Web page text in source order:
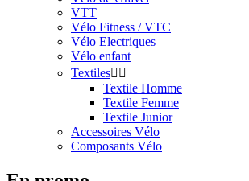
VTT
Vélo Fitness / VTC
Vélo Electriques
Vélo enfant
Textiles 
Textile Homme
Textile Femme
Textile Junior
Accessoires Vélo
Composants Vélo